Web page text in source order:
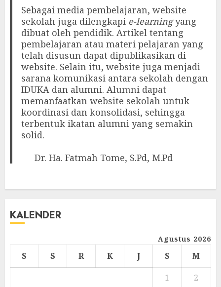
Sebagai media pembelajaran, website
sekolah juga dilengkapi e-learningyang
dibuat oleh pendidik. Artikel tentang
pembelajaran atau materi pelajaran yang
telah disusun dapat dipublikasikan di
website. Selain itu, website juga menjadi
sarana komunikasi antara sekolah dengan
IDUKA dan alumni. Alumni dapat
memanfaatkan website sekolah untuk
koordinasi dan konsolidasi, sehingga
terbentuk ikatan alumni yang semakin
solid.
Dr. Ha. Fatmah Tome, S.Pd, M.Pd
KALENDER
Agustus 2026
S S R K J S
M
1
2